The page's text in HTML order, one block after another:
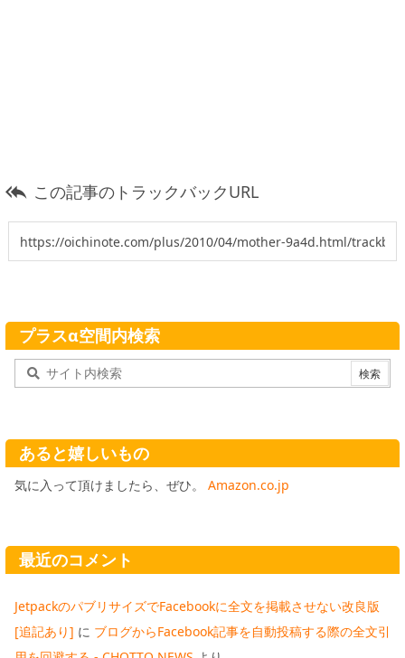
 この記事のトラックバックURL
プラスα空間内検索
あると嬉しいもの
気に入って頂けましたら、ぜひ。 Amazon.co.jp
最近のコメント
JetpackのパブリサイズでFacebookに全文を掲載させない改良版
[追記あり] に ブログからFacebook記事を自動投稿する際の全文引